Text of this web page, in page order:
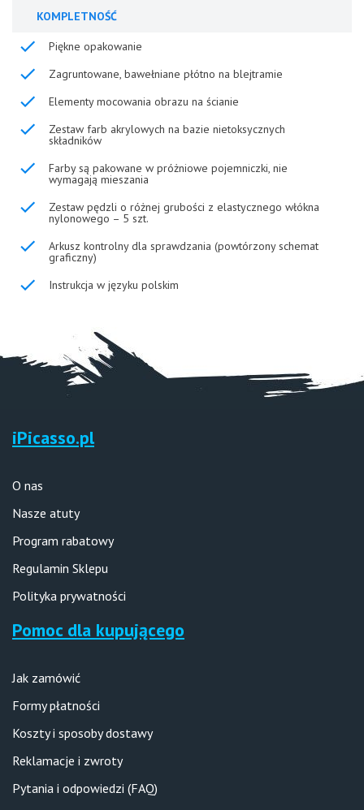
KOMPLETNOŚĆ
Piękne opakowanie
Zagruntowane, bawełniane płótno na blejtramie
Elementy mocowania obrazu na ścianie
Zestaw farb akrylowych na bazie nietoksycznych
składników
Farby są pakowane w próżniowe pojemniczki, nie
wymagają mieszania
Zestaw pędzli o różnej grubości z elastycznego włókna
nylonowego – 5 szt.
Arkusz kontrolny dla sprawdzania (powtórzony schemat
graficzny)
Instrukcja w języku polskim
iPicasso.pl
O nas
Nasze atuty
Program rabatowy
Regulamin Sklepu
Polityka prywatności
Pomoc dla kupującego
Jak zamówić
Formy płatności
Koszty i sposoby dostawy
Reklamacje i zwroty
Pytania i odpowiedzi (FAQ)